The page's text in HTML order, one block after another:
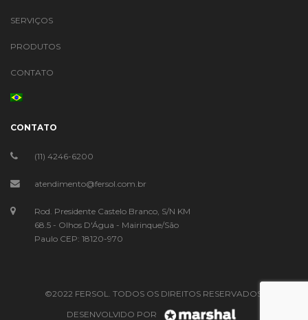
SERVIÇOS
PRODUTOS
CONTATO
CONTATO
(11) 4246-6200
atendimento@fersol.com.br
Rod. Presidente Castelo Branco, S/N KM
68.5 - Olhos D'Água - Mairinque/São
Paulo CEP: 18120-970
©2022 FERSOL. TODOS OS DIREITOS RESERVADOS.
DESENVOLVIDO POR